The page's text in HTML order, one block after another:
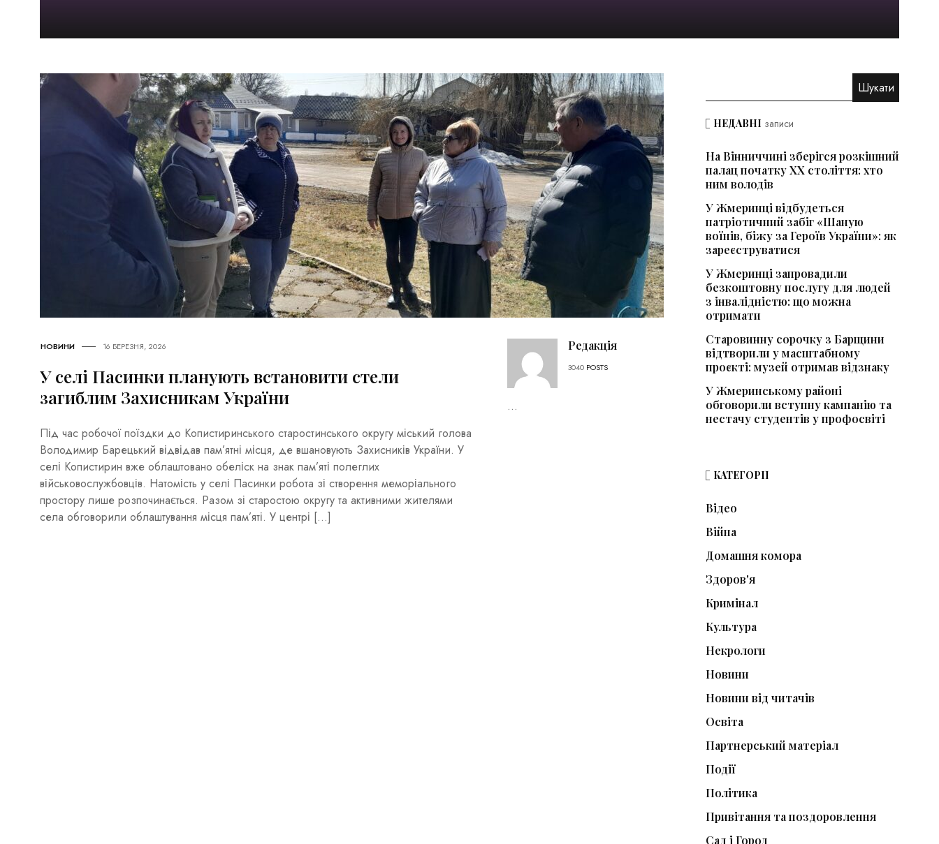
НОВИНИ 16 БЕРЕЗНЯ, 2026
У селі Пасинки планують встановити стели
загиблим Захисникам України
Під час робочої поїздки до Копистиринського старостинського округу міський голова
Володимир Барецький відвідав пам’ятні місця, де вшановують Захисників України. У
селі Копистирин вже облаштовано обеліск на знак пам’яті полеглих
військовослужбовців. Натомість у селі Пасинки робота зі створення меморіального
простору лише розпочинається. Разом зі старостою округу та активними жителями
села обговорили облаштування місця пам’яті. У центрі […]
Редакція
3040 POSTS
...
НЕДАВНІ записи
На Вінниччині зберігся розкішний
палац початку ХХ століття: хто
ним володів
У Жмеринці відбудеться
патріотичний забіг «Шаную
воїнів, біжу за Героїв України»: як
зареєструватися
У Жмеринці запровадили
безкоштовну послугу для людей
з інвалідністю: що можна
отримати
Старовинну сорочку з Барщини
відтворили у масштабному
проєкті: музей отримав відзнаку
У Жмеринському районі
обговорили вступну кампанію та
нестачу студентів у профосвіті
КАТЕГОРІЇ
Відео
Війна
Домашня комора
Здоров'я
Кримінал
Культура
Некрологи
Новини
Новини від читачів
Освіта
Партнерський матеріал
Події
Політика
Привітання та поздоровлення
Сад і Город